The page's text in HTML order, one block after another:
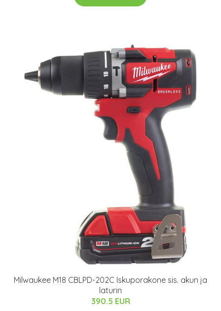
Milwaukee M18 CBLPD-202C Iskuporakone sis. akun ja
laturin
390.5 EUR